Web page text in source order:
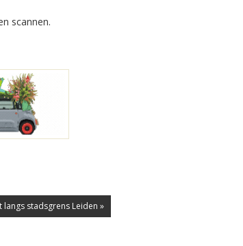
scannen.
stadsgrens Leiden »